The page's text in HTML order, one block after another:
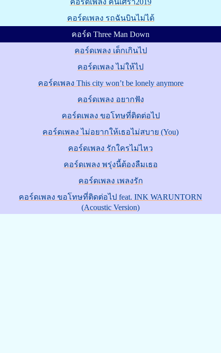
คอร์ดเพลง คนเศร้า2019
คอร์ดเพลง รถฉันบินไม่ได้
คอร์ด Three Man Down
คอร์ดเพลง เด็กเกินไป
คอร์ดเพลง ไม่ให้ไป
คอร์ดเพลง This city won’t be lonely anymore
คอร์ดเพลง อยากฟัง
คอร์ดเพลง ขอโทษที่ติดต่อไป
คอร์ดเพลง ไม่อยากให้เธอไม่สบาย (You)
คอร์ดเพลง รักใครไม่ไหว
คอร์ดเพลง พรุ่งนี้ต้องลืมเธอ
คอร์ดเพลง เพลงรัก
คอร์ดเพลง ขอโทษที่ติดต่อไป feat. INK WARUNTORN
(Acoustic Version)